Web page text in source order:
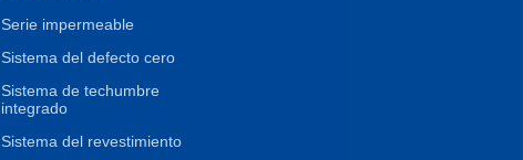
Serie impermeable
Sistema del defecto cero
Sistema de techumbre
integrado
Sistema del revestimiento